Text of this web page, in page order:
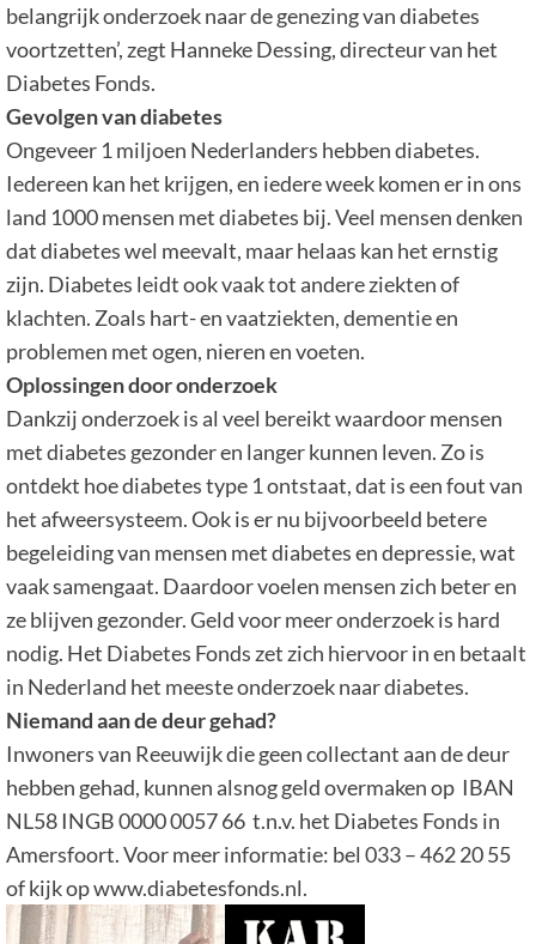
belangrijk onderzoek naar de genezing van diabetes
voortzetten’, zegt Hanneke Dessing, directeur van het
Diabetes Fonds.
Gevolgen van diabetes
Ongeveer 1 miljoen Nederlanders hebben diabetes.
Iedereen kan het krijgen, en iedere week komen er in ons
land 1000 mensen met diabetes bij. Veel mensen denken
dat diabetes wel meevalt, maar helaas kan het ernstig
zijn. Diabetes leidt ook vaak tot andere ziekten of
klachten. Zoals hart- en vaatziekten, dementie en
problemen met ogen, nieren en voeten.
Oplossingen door onderzoek
Dankzij onderzoek is al veel bereikt waardoor mensen
met diabetes gezonder en langer kunnen leven. Zo is
ontdekt hoe diabetes type 1 ontstaat, dat is een fout van
het afweersysteem. Ook is er nu bijvoorbeeld betere
begeleiding van mensen met diabetes en depressie, wat
vaak samengaat. Daardoor voelen mensen zich beter en
ze blijven gezonder. Geld voor meer onderzoek is hard
nodig. Het Diabetes Fonds zet zich hiervoor in en betaalt
in Nederland het meeste onderzoek naar diabetes.
Niemand aan de deur gehad?
Inwoners van Reeuwijk die geen collectant aan de deur
hebben gehad, kunnen alsnog geld overmaken op IBAN
NL58 INGB 0000 0057 66 t.n.v. het Diabetes Fonds in
Amersfoort. Voor meer informatie: bel 033 – 462 20 55
of kijk op www.diabetesfonds.nl.